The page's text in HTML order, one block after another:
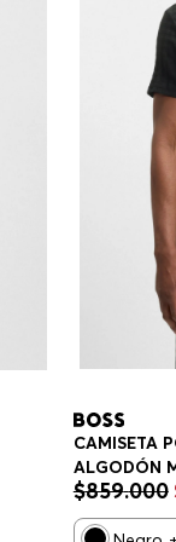
CAMISETA
ALGODÓN
PLAYERA
$859.000